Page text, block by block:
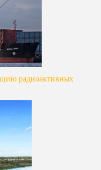
радиоактивных